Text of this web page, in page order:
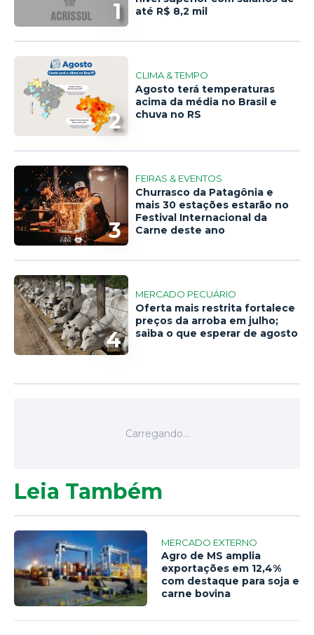
1
até R$ 8,2 mil
2
CLIMA & TEMPO
Agosto terá temperaturas
acima da média no Brasil e
chuva no RS
3
FEIRAS & EVENTOS
Churrasco da Patagônia e
mais 30 estações estarão no
Festival Internacional da
Carne deste ano
4
MERCADO PECUÁRIO
Oferta mais restrita fortalece
preços da arroba em julho;
saiba o que esperar de agosto
Leia Também
MERCADO EXTERNO
Agro de MS amplia
exportações em 12,4%
com destaque para soja e
carne bovina